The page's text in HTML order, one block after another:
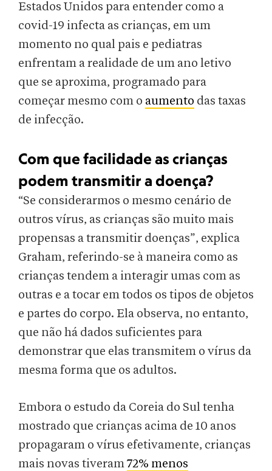
Estados Unidos para entender como a
covid-19 infecta as crianças, em um
momento no qual pais e pediatras
enfrentam a realidade de um ano letivo
que se aproxima, programado para
começar mesmo com o aumento das taxas
de infecção.
Com que facilidade as crianças
podem transmitir a doença?
“Se considerarmos o mesmo cenário de
outros vírus, as crianças são muito mais
propensas a transmitir doenças”, explica
Graham, referindo-se à maneira como as
crianças tendem a interagir umas com as
outras e a tocar em todos os tipos de objetos
e partes do corpo. Ela observa, no entanto,
que não há dados suficientes para
demonstrar que elas transmitem o vírus da
mesma forma que os adultos.
Embora o estudo da Coreia do Sul tenha
mostrado que crianças acima de 10 anos
propagaram o vírus efetivamente, crianças
mais novas tiveram72% menos